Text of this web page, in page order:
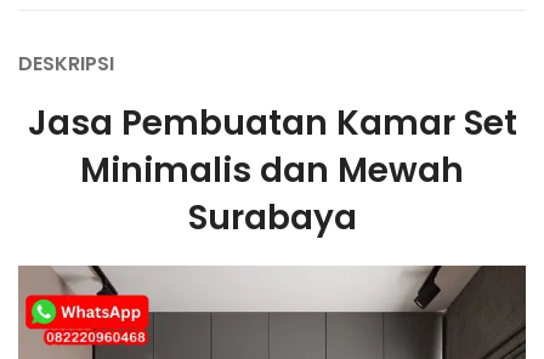
DESKRIPSI
Jasa Pembuatan Kamar Set
Minimalis dan Mewah
Surabaya